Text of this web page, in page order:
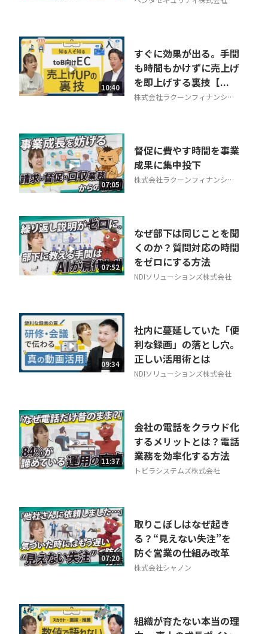
10:40
すぐに効果が出る。手間
も時間もかけずに売上げ
を即上げする裏技【...
株式会社ラクーンフィナンシャ
07:05
督促に費やす時間を事業
成果に集中投下
株式会社ラクーンフィナンシャ
07:52
なぜ部下は同じことを聞
くのか？質問対応の時間
をゼロにする方法
NDIソリューションズ株式会社
09:34
社内に蔓延していた「便
利な録画」の落とし穴。
正しい活用術とは
NDIソリューションズ株式会社
11:37
会社の電話をクラウド化
するメリットとは？電話
業務を効率化する方法
トビラシステムズ株式会社
07:20
取りこぼしはなぜ起き
る？“見えない失注”を
防ぐ営業の仕組み改革
株式会社シャノン
組織が育たない本当の理